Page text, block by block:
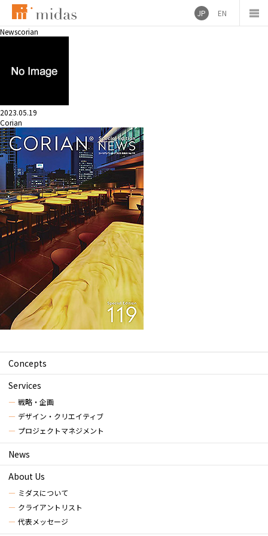
JP
EN
Newscorian
2023.05.19
Corian
Concepts
Services
戦略・企画
デザイン・クリエイティブ
プロジェクトマネジメント
News
About Us
ミダスについて
クライアントリスト
代表メッセージ